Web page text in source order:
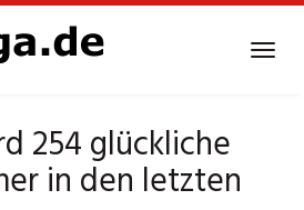
254 glückliche
in den letzten